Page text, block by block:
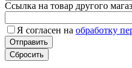
Ссылка на товар другого
Я согласен на обработку